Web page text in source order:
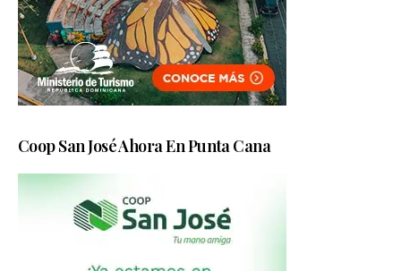
Coop San José Ahora En Punta Cana